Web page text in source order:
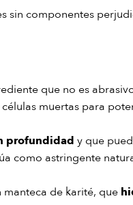
componentes
que no es
muertas para
profundidad y que
como astringente
de karité, que